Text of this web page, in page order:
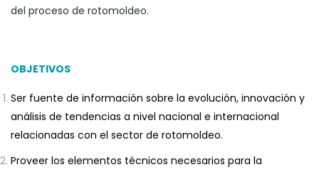
del proceso de rotomoldeo.
OBJETIVOS
Ser fuente de información sobre la evolución, innovación y
análisis de tendencias a nivel nacional e internacional
relacionadas con el sector de rotomoldeo.
Proveer los elementos técnicos necesarios para la